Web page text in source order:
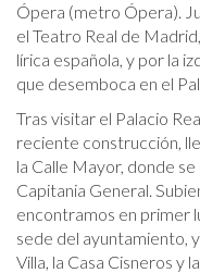
Ópera (metro Ópera).
el Teatro Real de
lírica española, y por la
que desemboca en el
Tras visitar el Palacio
reciente construcción,
la Calle Mayor, donde
Capitania General.
encontramos en primer
sede del ayuntamiento,
Villa, la Casa Cisneros y